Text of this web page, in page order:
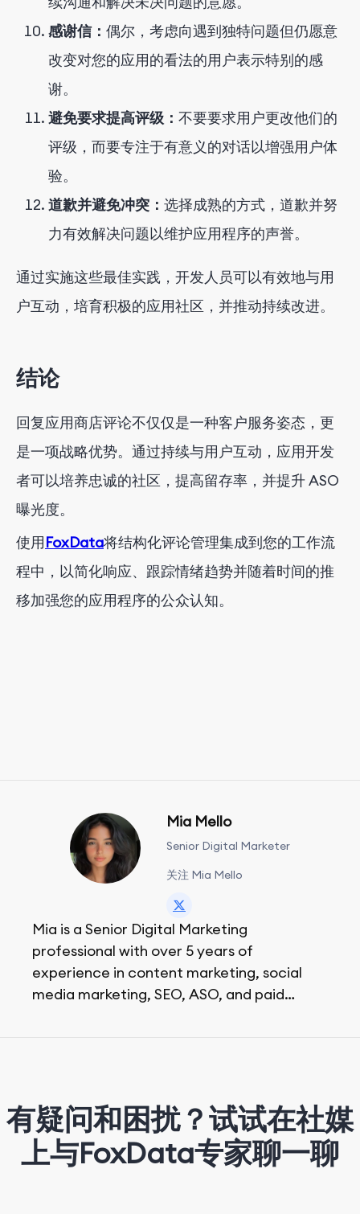
感谢信： 偶尔，考虑向遇到独特问题但仍愿意
改变对您的应用的看法的用户表示特别的感
谢。
避免要求提高评级： 不要要求用户更改他们的
评级，而要专注于有意义的对话以增强用户体
验。
道歉并避免冲突： 选择成熟的方式，道歉并努
力有效解决问题以维护应用程序的声誉。
通过实施这些最佳实践，开发人员可以有效地与用
户互动，培育积极的应用社区，并推动持续改进。
结论
回复应用商店评论不仅仅是一种客户服务姿态，更
是一项战略优势。通过持续与用户互动，应用开发
者可以培养忠诚的社区，提高留存率，并提升 ASO
曝光度。
使用FoxData将结构化评论管理集成到您的工作流
程中，以简化响应、跟踪情绪趋势并随着时间的推
移加强您的应用程序的公众认知。
Mia Mello
Senior Digital Marketer
关注 Mia Mello
Mia is a Senior Digital Marketing
professional with over 5 years of
experience in content marketing, social
media marketing, SEO, ASO, and paid
有疑问和困扰？试试在社媒
上与FoxData专家聊一聊